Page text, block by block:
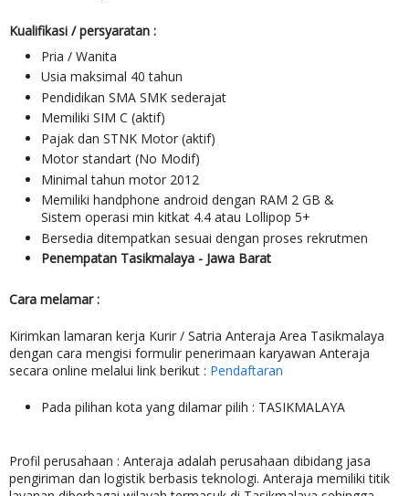
Kualifikasi / persyaratan :
Pria / Wanita
Usia maksimal 40 tahun
Pendidikan SMA SMK sederajat
Memiliki SIM C (aktif)
Pajak dan STNK Motor (aktif)
Motor standart (No Modif)
Minimal tahun motor 2012
Memiliki handphone android dengan RAM 2 GB &
Sistem operasi min kitkat 4.4 atau Lollipop 5+
Bersedia ditempatkan sesuai dengan proses rekrutmen
Penempatan Tasikmalaya - Jawa Barat
Cara melamar :
Kirimkan lamaran kerja Kurir / Satria Anteraja Area Tasikmalaya
dengan cara mengisi formulir penerimaan karyawan Anteraja
secara online melalui link berikut : Pendaftaran
Pada pilihan kota yang dilamar pilih : TASIKMALAYA
Profil perusahaan : Anteraja adalah perusahaan dibidang jasa
pengiriman dan logistik berbasis teknologi. Anteraja memiliki titik